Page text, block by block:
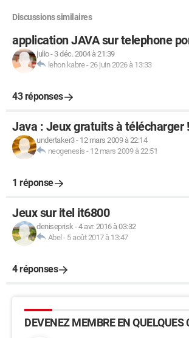
Discussions similaires
application JAVA sur telephone
julio- 3 déc. 2004 à 21:39
lehon kabre-26 juin 2026 à 13:33
43 réponses
Java : Jeux gratuits à télécharger !
undertaker3- 12 mars 2009 à 22:14
neogenesis - 12 mars 2009 à 22:51
1 réponse
Jeux sur itel it6800
deniseprisk-4 avr. 2016 à 03:32
Abel - 5 août 2017 à 13:47
4 réponses
DEVENEZ MEMBRE EN QUELQUES